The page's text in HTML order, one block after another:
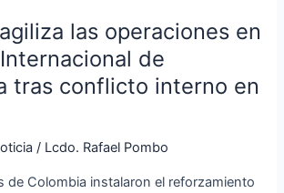
las operaciones en
de
tras conflicto interno en
/ Lcdo. Rafael Pombo
de Colombia instalaron el reforzamiento